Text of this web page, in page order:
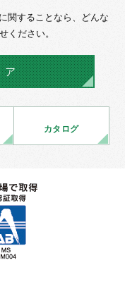
関することなら、
どんな
ください。
ア
カタログ